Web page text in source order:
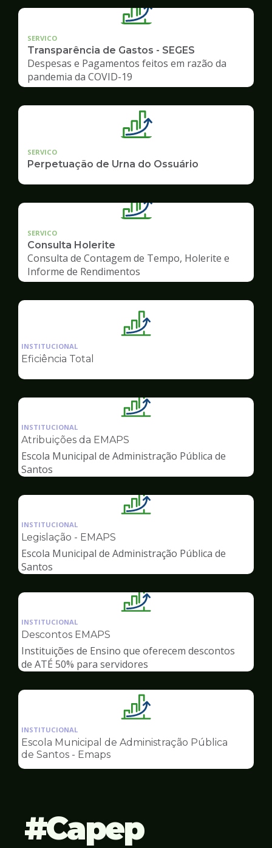
SERVICO
Transparência de Gastos - SEGES
Despesas e Pagamentos feitos em razão da
pandemia da COVID-19
SERVICO
Perpetuação de Urna do Ossuário
SERVICO
Consulta Holerite
Consulta de Contagem de Tempo, Holerite e
Informe de Rendimentos
Ilustração
Gestão
INSTITUCIONAL
Eficiência Total
Ilustração
de
Gestão
INSTITUCIONAL
Atribuições da EMAPS
Escola Municipal de Administração Pública de
Santos
Ilustração
de
Gestão
INSTITUCIONAL
Legislação - EMAPS
Escola Municipal de Administração Pública de
Santos
Ilustração
Gestão
INSTITUCIONAL
Descontos EMAPS
Instituições de Ensino que oferecem descontos
de ATÉ 50% para servidores
Ilustração
pagina
Gestão
INSTITUCIONAL
Escola Municipal de Administração Pública
de Santos - Emaps
Capep